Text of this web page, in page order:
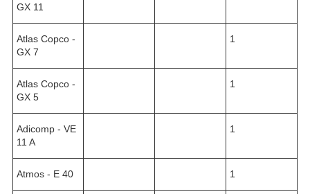
GX 11
Atlas Copco -
GX 7
1
Atlas Copco -
GX 5
1
Adicomp - VE
11 A
1
Atmos - E 40 1